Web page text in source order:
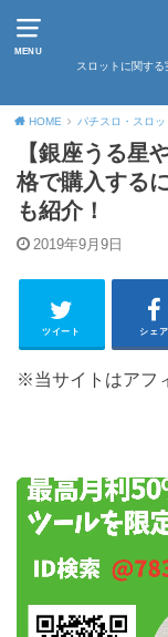
MENU
スロットに関する
HOME パチスロ・スロ
【銀座うる星
格で購入する
も紹介！
2019年9月9日
ツイート シェア
※当サイトはアフ